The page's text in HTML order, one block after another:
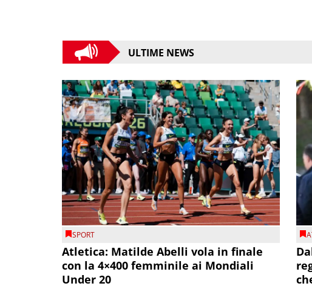
ULTIME NEWS
SPORT
Atletica: Matilde Abelli vola in finale
con la 4×400 femminile ai Mondiali
Under 20